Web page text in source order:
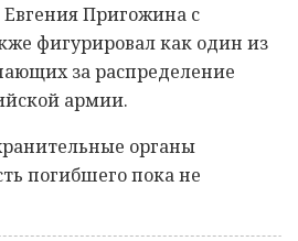
Пригожина с
фигурировал как один из
за распределение
армии.
органы
погибшего пока не